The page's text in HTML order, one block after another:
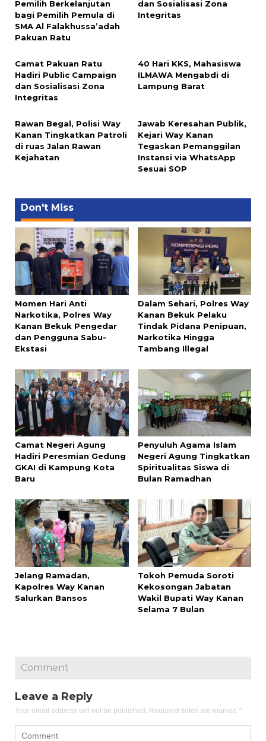
Pemilih Berkelanjutan
bagi Pemilih Pemula di
SMA Al Falakhussa’adah
Pakuan Ratu
dan Sosialisasi Zona
Integritas
Camat Pakuan Ratu
Hadiri Public Campaign
dan Sosialisasi Zona
Integritas
40 Hari KKS, Mahasiswa
ILMAWA Mengabdi di
Lampung Barat
Rawan Begal, Polisi Way
Kanan Tingkatkan Patroli
di ruas Jalan Rawan
Kejahatan
Jawab Keresahan Publik,
Kejari Way Kanan
Tegaskan Pemanggilan
Instansi via WhatsApp
Sesuai SOP
Don't Miss
Momen Hari Anti
Narkotika, Polres Way
Kanan Bekuk Pengedar
dan Pengguna Sabu-
Ekstasi
Dalam Sehari, Polres Way
Kanan Bekuk Pelaku
Tindak Pidana Penipuan,
Narkotika Hingga
Tambang Illegal
Camat Negeri Agung
Hadiri Peresmian Gedung
GKAI di Kampung Kota
Baru
Penyuluh Agama Islam
Negeri Agung Tingkatkan
Spiritualitas Siswa di
Bulan Ramadhan
Jelang Ramadan,
Kapolres Way Kanan
Salurkan Bansos
Tokoh Pemuda Soroti
Kekosongan Jabatan
Wakil Bupati Way Kanan
Selama 7 Bulan
Comment
Leave a Reply
Your email address will not be published. Required fields are marked *